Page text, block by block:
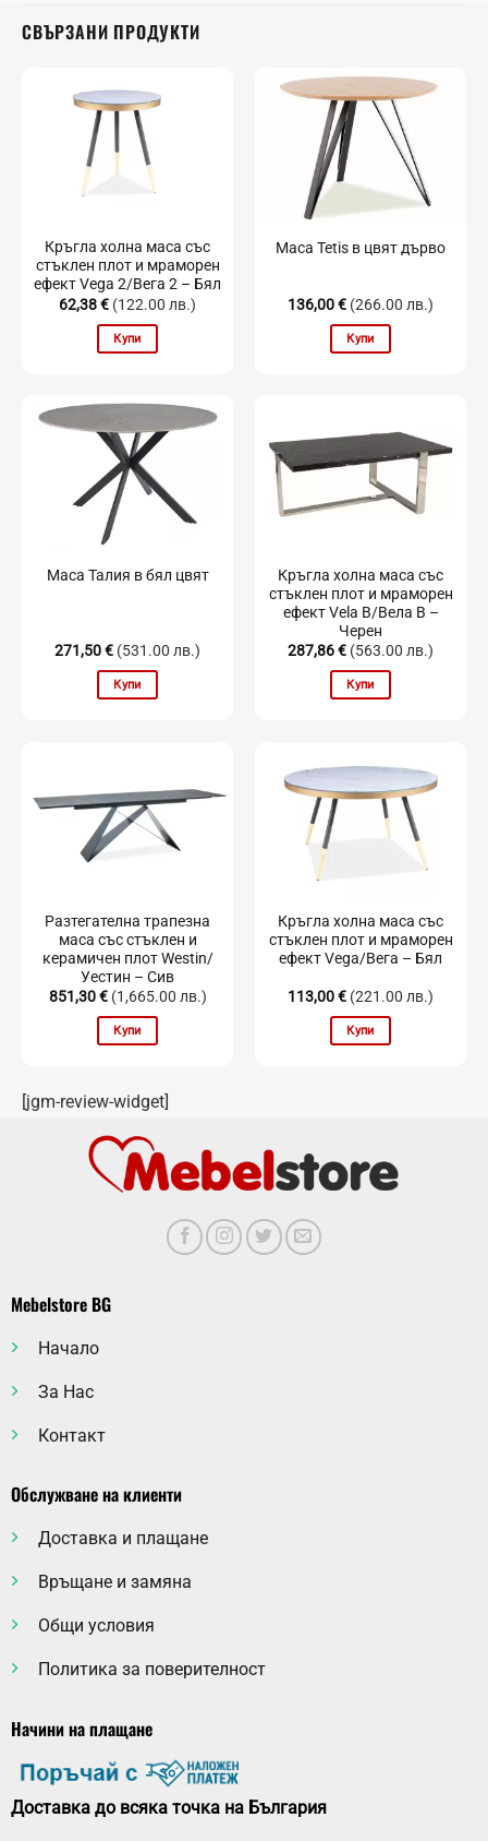
СВЪРЗАНИ ПРОДУКТИ
Кръгла холна маса със
стъклен плот и мраморен
ефект Vega 2/Вега 2 – Бял
62,38€ (122.00 лв.)
Купи
Маса Tetis в цвят дърво
136,00€ (266.00 лв.)
Купи
Маса Талия в бял цвят
271,50€ (531.00 лв.)
Купи
Кръгла холна маса със
стъклен плот и мраморен
ефект Vela B/Вела B –
Черен
287,86€ (563.00 лв.)
Купи
Разтегателна трапезна
маса със стъклен и
керамичен плот Westin/
Уестин – Сив
851,30€ (1,665.00 лв.)
Купи
Кръгла холна маса със
стъклен плот и мраморен
ефект Vega/Вега – Бял
113,00€ (221.00 лв.)
Купи
[jgm-review-widget]
Mebelstore BG
Начало
За Нас
Контакт
Обслужване на клиенти
Доставка и плащане
Връщане и замяна
Общи условия
Политика за поверителност
Начини на плащане
Доставка до всяка точка на България